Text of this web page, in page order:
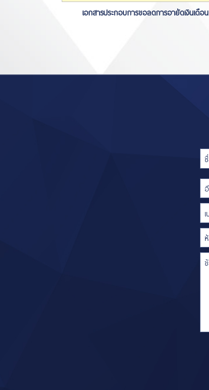
เอกสารประกอบการขอลดการอายัดเงินเดือน